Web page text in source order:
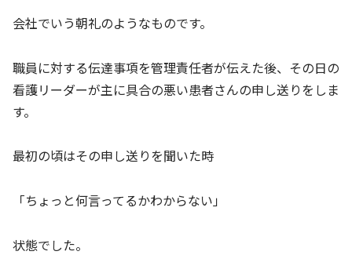
会社でいう朝礼のようなものです。
職員に対する伝達事項を管理責任者が伝えた後、その日の
看護リーダーが主に具合の悪い患者さんの申し送りをしま
す。
最初の頃はその申し送りを聞いた時
「ちょっと何言ってるかわからない」
状態でした。